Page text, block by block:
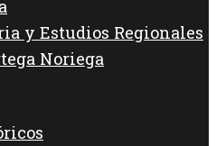
y Estudios Regionales
Noriega